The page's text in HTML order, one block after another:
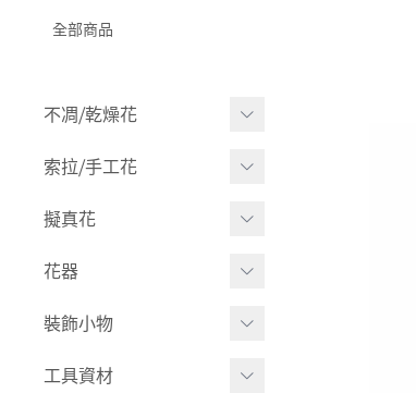
全部商品
不凋⧸乾燥花
多色組合
- 其他
玫瑰
索拉⧸手工花
索拉花(有花莖)
- 莉朵獨家水染
- 大地農園
擬真花
盆栽⧸成品
綜合花束
花器
小型花器
中大型花器
裝飾小物
裝飾⧸擺飾
工具資材